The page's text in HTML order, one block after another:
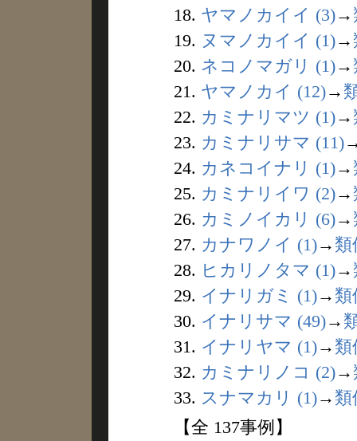
18. ヤマノカイイ (3)→
19. ヌマノカイイ (1)→
20. ネコノマガリ (1)→
21. ヤマノカイ (12)→
22. カミナリマツ (1)→
23. カミナリサマ (11)
24. カネコイナリ (1)→
25. カミナリイワ (2)→
26. カミノイカリ (6)→
27. カナワノイ (1)→ 類
28. ヒカリノタマ (1)→
29. イナリガミ (1)→ 類
30. イナリサマ (49)→
31. イナリヤマ (1)→ 類
32. カミナリノコ (2)→
33. スナマカリ (1)→ 類
【全 137事例】